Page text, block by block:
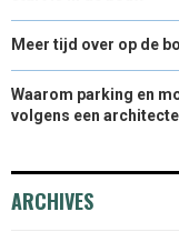
Meer tijd over op de
Waarom parking en
volgens een
ARCHIVES